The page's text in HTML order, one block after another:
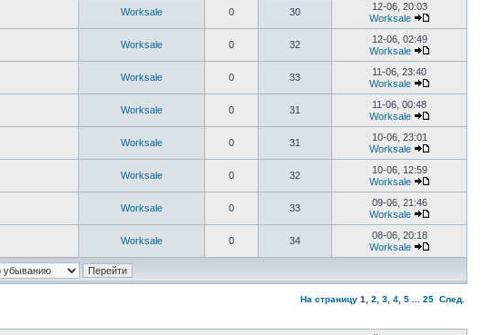
Worksale 0 30
12-06, 20:03
Worksale
Worksale 0 32
12-06, 02:49
Worksale
Worksale 0 33
11-06, 23:40
Worksale
Worksale 0 31
11-06, 00:48
Worksale
Worksale 0 31
10-06, 23:01
Worksale
Worksale 0 32
10-06, 12:59
Worksale
Worksale 0 33
09-06, 21:46
Worksale
Worksale 0 34
08-06, 20:18
Worksale
На страницу 1 2 3 4 5 25 След.